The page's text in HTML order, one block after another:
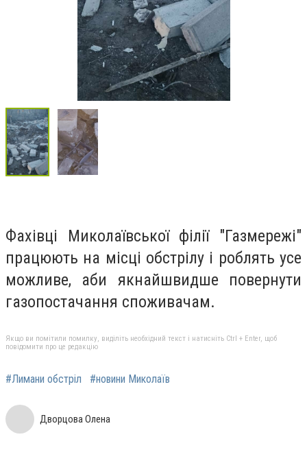
Фахівці Миколаївської філії "Газмережі"
працюють на місці обстрілу і роблять усе
можливе, аби якнайшвидше повернути
газопостачання споживачам.
Якщо ви помітили помилку, виділіть необхідний текст і натисніть Ctrl + Enter, щоб
повідомити про це редакцію
#Лимани обстріл #новини Миколаїв
Дворцова Олена